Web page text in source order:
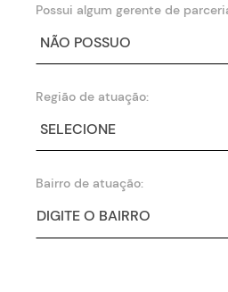
Possui algum gerente de
Região de atuação:
Bairro de atuação: